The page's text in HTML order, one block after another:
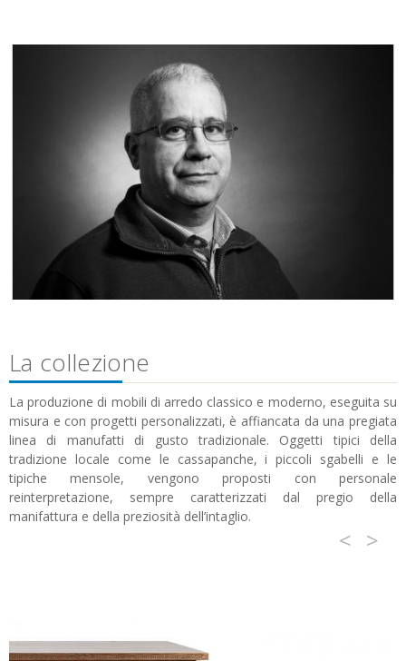
La collezione
La produzione di mobili di arredo classico e moderno, eseguita su
misura e con progetti personalizzati, è affiancata da una pregiata
linea di manufatti di gusto tradizionale. Oggetti tipici della
tradizione locale come le cassapanche, i piccoli sgabelli e le
tipiche mensole, vengono proposti con personale
reinterpretazione, sempre caratterizzati dal pregio della
manifattura e della preziosità dell’intaglio.
< >